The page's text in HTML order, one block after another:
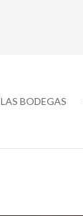
LAS BODEGAS